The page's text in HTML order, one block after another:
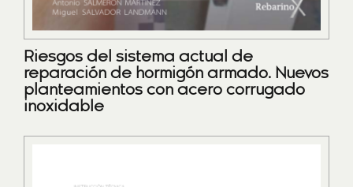
Riesgos del sistema actual de
reparación de hormigón armado. Nuevos
planteamientos con acero corrugado
inoxidable